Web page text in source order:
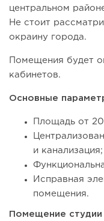
От стартапа за 30
миллиарды:...
центральном
Не стоит
окраину города.
Помещения будет
кабинетов.
Основные
Площадь от
и канализация;
Исправная
помещения.
Помещение студии